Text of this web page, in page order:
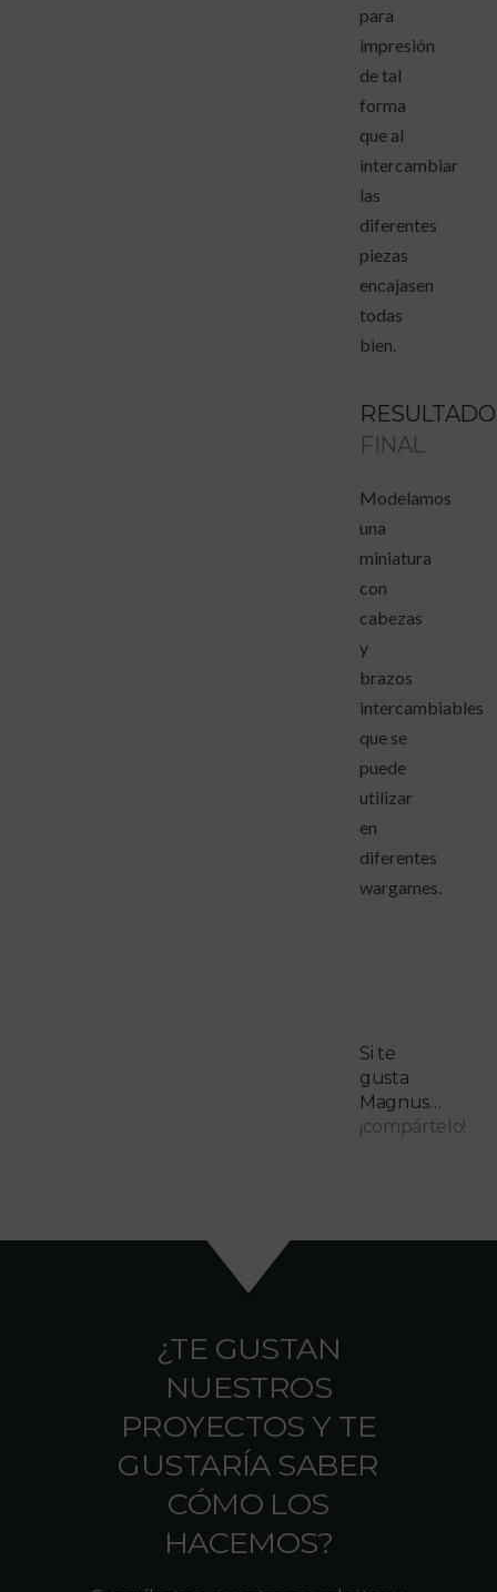
para
impresión
de tal
forma
que al
intercambiar
las
diferentes
piezas
encajasen
todas
bien.
RESULTADO
FINAL
Modelamos
una
miniatura
con
cabezas
y
brazos
intercambiables
que se
puede
utilizar
en
diferentes
wargames.
Si te
gusta
Magnus…
¡compártelo!
¿TE GUSTAN
NUESTROS
PROYECTOS Y TE
GUSTARÍA SABER
CÓMO LOS
HACEMOS?